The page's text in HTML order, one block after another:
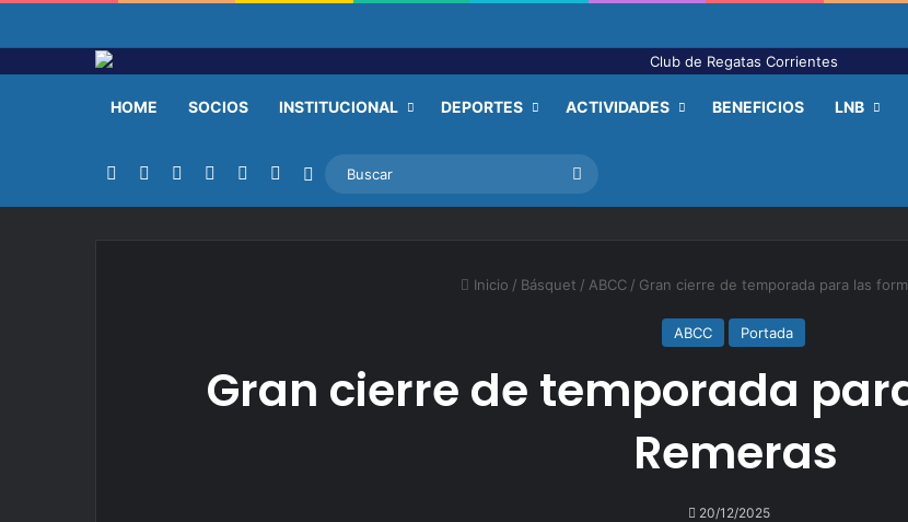
HOME SOCIOS INSTITUCIONAL DEPORTES ACTIVIDADES BENEFICIOS LNB
Facebook YouTubeInstagram
TikTokRSS Switch skin Buscar
Inicio / Básquet / ABCC / Gran cierre de temporada para las
ABCC Portada
Gran cierre de temporada
Remeras
20/12/2025